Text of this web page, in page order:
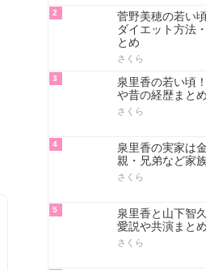
2
菅野美穂の若い
ダイエット方法
とめ
さくら
3
泉里香の若い頃
や昔の経歴まとめ
さくら
4
泉里香の実家は
親・兄弟など家
さくら
5
泉里香と山下智
愛説や共演まとめ
さくら